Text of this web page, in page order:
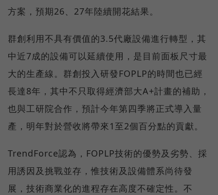
方案，預期26、27年陸續開花結果。
群創利用不具有價值的3.5代廠設備進行轉型，其
中近7成的設備可以延續使用，是目前面板尺寸最
大的生產線。群創投入研發FOPLP的時間也已經
長達8年，其中不只取得經濟部大A+計畫的補助，
也與工研院合作，預計今年第四季將正式導入量
產，明年對於營收將帶來1至2個百分點的貢獻。
TrendForce認為，FOPLP技術的優勢及劣勢、採
用誘因及挑戰並存，惟技術及設備體系尚待發
展，技術商業化的進程存在高度不確定性。不